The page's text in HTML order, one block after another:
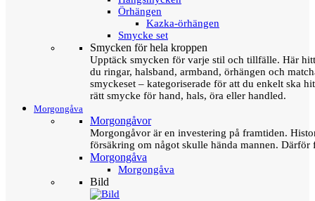
Örhängen
Kazka-örhängen
Smycke set
Smycken för hela kroppen
Upptäck smycken för varje stil och tillfälle. Här
du ringar, halsband, armband, örhängen och
smyckeset – kategoriserade för att du enkelt ska
rätt smycke för hand, hals, öra eller handled.
Morgongåva
Morgongåvor
Morgongåvor är en investering på framtiden.
försäkring om något skulle hända mannen.
Morgongåva
Morgongåva
Bild